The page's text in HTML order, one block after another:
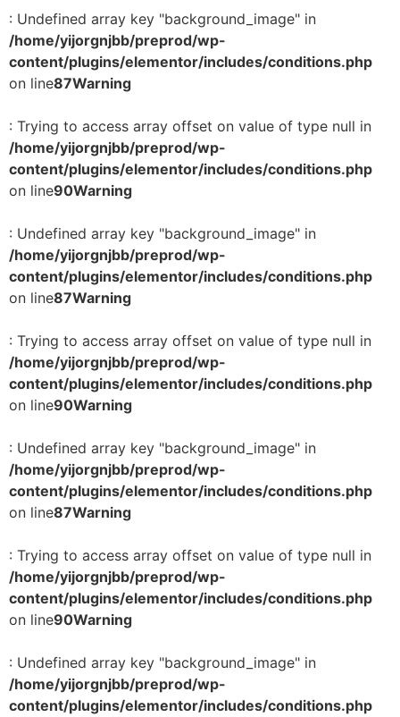
: Undefined array key "background_image" in
/home/yijorgnjbb/preprod/wp-
content/plugins/elementor/includes/conditions.php
on line87Warning
: Trying to access array offset on value of type null in
/home/yijorgnjbb/preprod/wp-
content/plugins/elementor/includes/conditions.php
on line90Warning
: Undefined array key "background_image" in
/home/yijorgnjbb/preprod/wp-
content/plugins/elementor/includes/conditions.php
on line87Warning
: Trying to access array offset on value of type null in
/home/yijorgnjbb/preprod/wp-
content/plugins/elementor/includes/conditions.php
on line90Warning
: Undefined array key "background_image" in
/home/yijorgnjbb/preprod/wp-
content/plugins/elementor/includes/conditions.php
on line87Warning
: Trying to access array offset on value of type null in
/home/yijorgnjbb/preprod/wp-
content/plugins/elementor/includes/conditions.php
on line90Warning
: Undefined array key "background_image" in
/home/yijorgnjbb/preprod/wp-
content/plugins/elementor/includes/conditions.php